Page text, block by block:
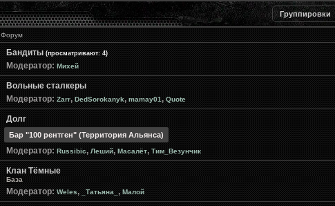
Группировки
Форум
Бандиты (просматривают: 4)
Модератор: Михей
Вольные сталкеры
Модератор: Zarr, DedSorokanyk, mamay01, Quote
Долг
Бар "100 рентген" (Территория Альянса)
Модератор: Russibic, Леший, Масалёт, Тим_Везунчик
Клан Тёмные
База
Модератор: Weles, _Татьяна_ , Малой